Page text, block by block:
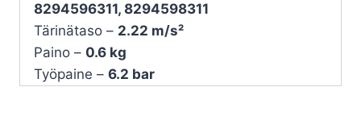
8294596311, 8294598311
Tärinätaso – 2.22 m/s²
Paino – 0.6 kg
Työpaine – 6.2 bar